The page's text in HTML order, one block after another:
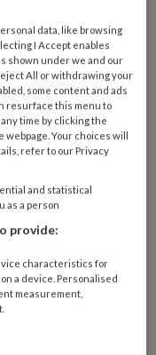
Log dan in
data, like browsing
I Accept enables
shown under we and our
All or withdrawing your
some content and ads
resurface this menu to
time by clicking the
webpage. Your choices will
refer to our Privacy
and statistical
as a person
provide:
characteristics for
a device. Personalised
measurement,